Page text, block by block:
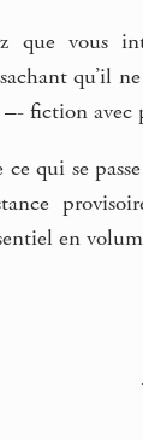
que vous
qu’il
fiction avec
ce qui se
en